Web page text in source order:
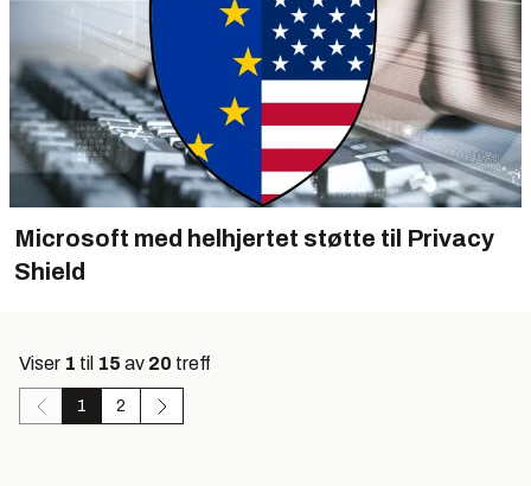
Microsoft med helhjertet støtte til Privacy
Shield
Viser 1 til 15 av 20 treff
1 2